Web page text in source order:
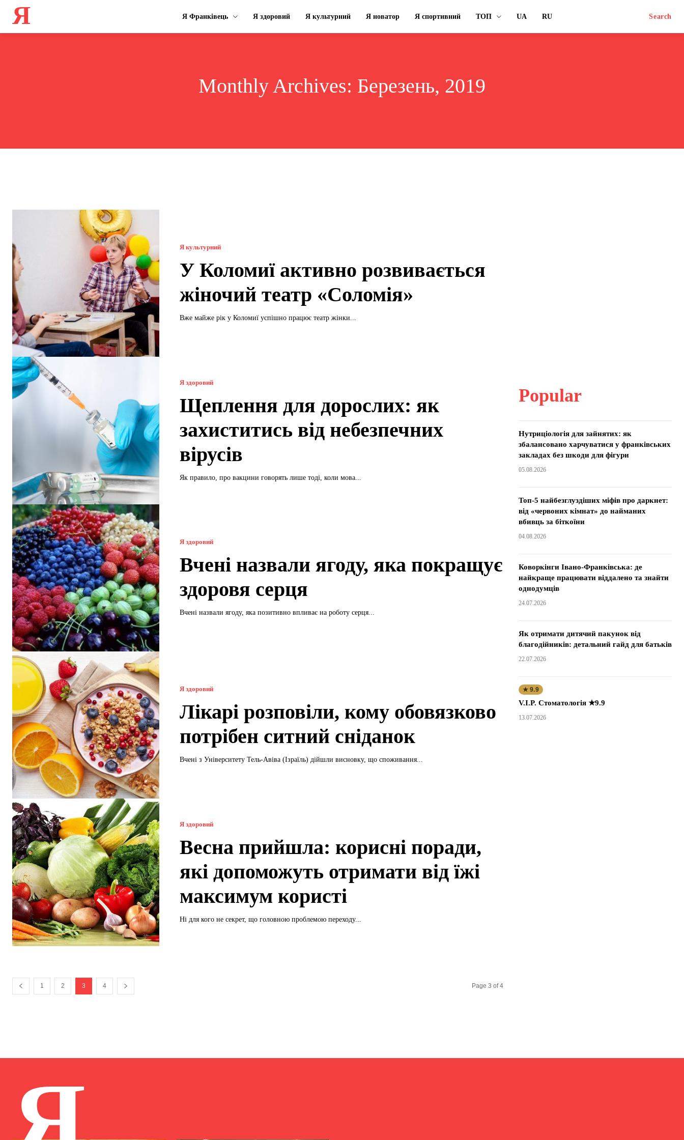
Я Я Франківець Я здоровий Я культурний Я новатор Я спортивний ТОП UA RU Search
Monthly Archives: Березень, 2019
Я культурний
У Коломиї активно розвивається
жіночий театр «Соломія»
Вже майже рік у Коломиї успішно працює театр жінки...
Я здоровий
Щeплeння для дорослих: як
захиститись від небезпечних
вірусів
Як правило, про вaкцини говорять лише тоді, коли мова...
Я здоровий
Вчені назвали ягоду, яка покращує
здоровя серця
Вчені назвали ягоду, яка позитивно впливає на роботу серця...
Я здоровий
Лікарі розповіли, кому обовязково
потрібен ситний сніданок
Вчені з Університету Тель-Авіва (Ізраїль) дійшли висновку, що споживання...
Я здоровий
Весна прийшла: корисні поради,
які допоможуть отримати від їжі
максимум користі
Ні для кого не секрет, що головною проблемою переходу...
1 2 3 4 Page 3 of 4
Popular
Нутриціологія для зайнятих: як
збалансовано харчуватися у франківських
закладах без шкоди для фігури
05.08.2026
Топ-5 найбезглуздіших міфів про даркнет:
від «червоних кімнат» до найманих
вбивць за біткоїни
04.08.2026
Коворкінги Івано-Франківська: де
найкраще працювати віддалено та знайти
однодумців
24.07.2026
Як отримати дитячий пакунок від
благодійників: детальний гайд для батьків
22.07.2026
★ 9.9
V.I.P. Стоматологія ★9.9
13.07.2026